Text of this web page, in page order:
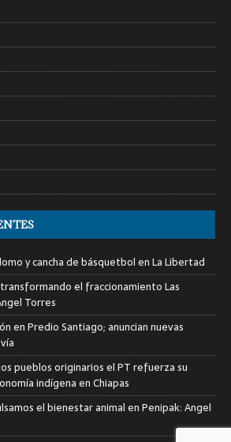
y cancha de básquetbol en La Libertad
el fraccionamiento Las
Torres
en Predio Santiago; anuncian nuevas
pueblos originarios el PT refuerza su
indígena en Chiapas
el bienestar animal en Penipak: Angel